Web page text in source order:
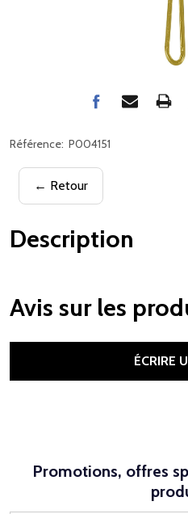
Référence: P004151
← Retour
Description
Avis sur les
ÉCRIRE
Promotions, offres